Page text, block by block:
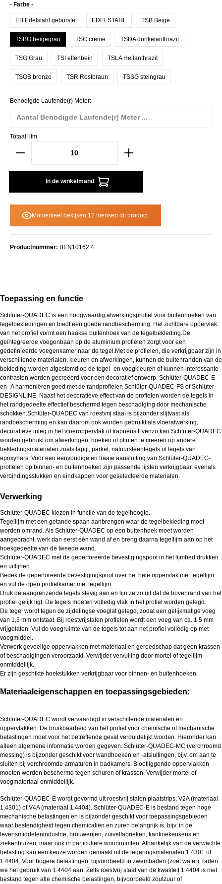
Selecteer
- Farbe -
EB Edelstahl gebürstet EDELSTAHL TSB Beige
TSBG beigegrau TSC creme TSDA dunkelanthrazit
TSG Grau TSI elfenbein TSLA Hellanthrazit
TSOB bronze TSR Rostbraun TSSG steingrau
Benodigde Laufende(r) Meter:
Totaal: lfm
In de winkelmand
Momenteel bekijken 12 mensen dit product.
Productnummer: BEN10162.4
Toepassing en functie
Schlüter-QUADEC is een hoogwaardig afwerkingsprofiel voor buitenhoeken van
tegelbekledingen en biedt een goede randbescherming. Het zichtbare oppervlak
van het profiel vormt een haakse buitenhoek van de tegelbekleding.De
geïntegreerde voegenbaan op de aluminium profielen zorgt voor een
gedefinieerde voegenkamer naar de tegel.Met de profielen, die verkrijgbaar zijn in
verschillende materialen, kleuren en afwerkingen, kunnen de buitenranden van de
bekleding worden afgestemd op de tegel- en voegkleuren of kunnen interessante
contrasten worden gecreëerd voor een decoratief ontwerp. Schlüter-QUADEC-E
en -A harmoniëren goed met de randprofielen Schlüter-QUADEC-FS of Schlüter-
DESIGNLINE. Naast het decoratieve effect van de profielen worden de tegels in
het randgedeelte effectief beschermd tegen beschadiging door mechanische
schokken.Schlüter-QUADEC van roestvrij staal is bijzonder slijtvast als
randbescherming en kan daarom ook worden gebruikt als vloerafwerking,
decoratieve inleg in het vloeroppervlak of trapneus.Evenzo kan Schlüter-QUADEC
worden gebruikt om afwerkingen, hoeken of plinten te creëren op andere
bekledingsmaterialen zoals tapijt, parket, natuursteentegels of tegels van
epoxyhars. Voor een eenvoudige en fraaie aansluiting van Schlüter-QUADEC-
profielen op binnen- en buitenhoeken zijn passende lijsten verkrijgbaar, evenals
verbindingsstukken en eindkappen voor geselecteerde materialen.
Verwerking
Schlüter-QUADEC kiezen in functie van de tegelhoogte.
Tegellijm met een getande spaan aanbrengen waar de tegelbekleding moet
worden omrand. Als Schlüter-QUADEC op een buitenhoek moet worden
aangebracht, werk dan eerst één wand af en breng daarna tegellijm aan op het
hoekgedeelte van de tweede wand.
Schlüter-QUADEC met de geperforeerde bevestigingspoot in het lijmbed drukken
en uitlijnen.
Bedek de geperforeerde bevestigingspoot over het hele oppervlak met tegellijm
en vul de open profielkamer met tegellijm.
Druk de aangrenzende tegels stevig aan en lijn ze zo uit dat de bovenrand van het
profiel gelijk ligt. De tegels moeten volledig vlak in het profiel worden gelegd.
De tegel wordt tegen de zijdelingse voeglat gelegd, zodat een gelijkmatige voeg
van 1,5 mm ontstaat. Bij roestvrijstalen profielen wordt een voeg van ca. 1,5 mm
vrijgelaten. Vul de voegruimte van de tegels tot aan het profiel volledig op met
voegmiddel.
Verwerk gevoelige oppervlakken met materiaal en gereedschap dat geen krassen
of beschadigingen veroorzaakt. Verwijder vervuiling door mortel of tegellijm
onmiddellijk.
Er zijn geschikte hoekstukken verkrijgbaar voor binnen- en buitenhoeken.
Materiaaleigenschappen en toepassingsgebieden:
Schlüter-QUADEC wordt vervaardigd in verschillende materialen en
oppervlakken. De bruikbaarheid van het profiel voor chemische of mechanische
belastingen moet voor het betreffende geval verduidelijkt worden. Hieronder kan
alleen algemene informatie worden gegeven. Schlüter-QUADEC-MC (verchroomd
messing) is bijzonder geschikt voor wandhoeken en -afsluitingen, bijv. om aan te
sluiten bij verchroomde armaturen in badkamers. Blootliggende oppervlakken
moeten worden beschermd tegen schuren of krassen. Verwijder mortel of
voegmateriaal onmiddellijk.
Schlüter-QUADEC-E wordt gevormd uit roestvrij stalen plaatstrips, V2A (materiaal
1.4301) of V4A (materiaal 1.4404). Schlüter-QUADEC-E is bestand tegen hoge
mechanische belastingen en is bijzonder geschikt voor toepassingsgebieden
waar bestendigheid tegen chemicaliën en zuren belangrijk is, bijv. in de
levensmiddelenindustrie, brouwerijen, zuivelfabrieken, kantinekeukens en
ziekenhuizen, maar ook in particuliere woonruimten. Afhankelijk van de verwachte
belasting kan een keuze worden gemaakt uit de legeringsmaterialen 1.4301 of
1.4404. Voor hogere belastingen, bijvoorbeeld in zwembaden (zoet water), raden
we het gebruik van 1.4404 aan. Zelfs roestvrij staal van de kwaliteit 1.4404 is niet
bestand tegen alle chemische belastingen, bijvoorbeeld zoutzuur of